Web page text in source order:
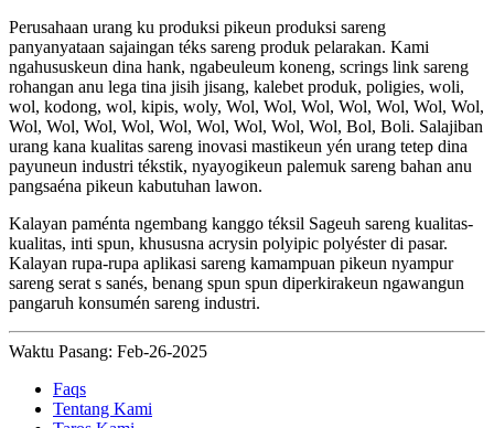
Perusahaan urang ku produksi pikeun produksi sareng
panyanyataan sajaingan téks sareng produk pelarakan. Kami
ngahususkeun dina hank, ngabeuleum koneng, scrings link sareng
rohangan anu lega tina jisih jisang, kalebet produk, poligies, woli,
wol, kodong, wol, kipis, woly, Wol, Wol, Wol, Wol, Wol, Wol, Wol,
Wol, Wol, Wol, Wol, Wol, Wol, Wol, Wol, Wol, Bol, Boli. Salajiban
urang kana kualitas sareng inovasi mastikeun yén urang tetep dina
payuneun industri tékstik, nyayogikeun palemuk sareng bahan anu
pangsaéna pikeun kabutuhan lawon.
Kalayan paménta ngembang kanggo téksil Sageuh sareng kualitas-
kualitas, inti spun, khususna acrysin polyipic polyéster di pasar.
Kalayan rupa-rupa aplikasi sareng kamampuan pikeun nyampur
sareng serat s sanés, benang spun spun diperkirakeun ngawangun
pangaruh konsumén sareng industri.
Waktu Pasang: Feb-26-2025
Faqs
Tentang Kami